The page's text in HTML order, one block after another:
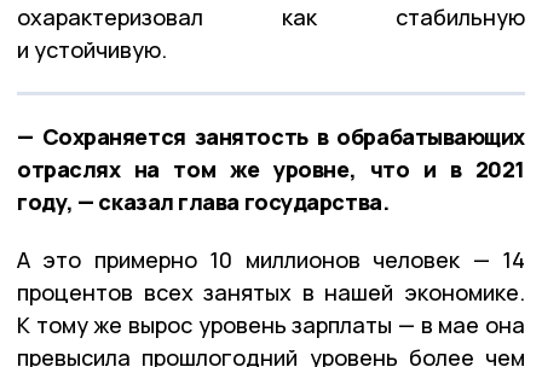
охарактеризовал как стабильную
и устойчивую.
— Сохраняется занятость в обрабатывающих
отраслях на том же уровне, что и в 2021
году, — сказал глава государства.
А это примерно 10 миллионов человек — 14
процентов всех занятых в нашей экономике.
К тому же вырос уровень зарплаты — в мае она
превысила прошлогодний уровень более чем